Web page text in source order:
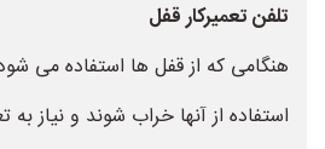
تلفن تعمیرکار قفل
هنگامی که از قفل ها استفاده می
استفاده از آنها خراب شوند و نیاز به